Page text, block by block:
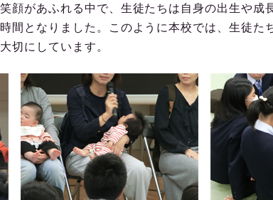
顔があふれる中で、生徒たちは自身の出生や成
間となりました。このように本校では、生徒
切にしています。